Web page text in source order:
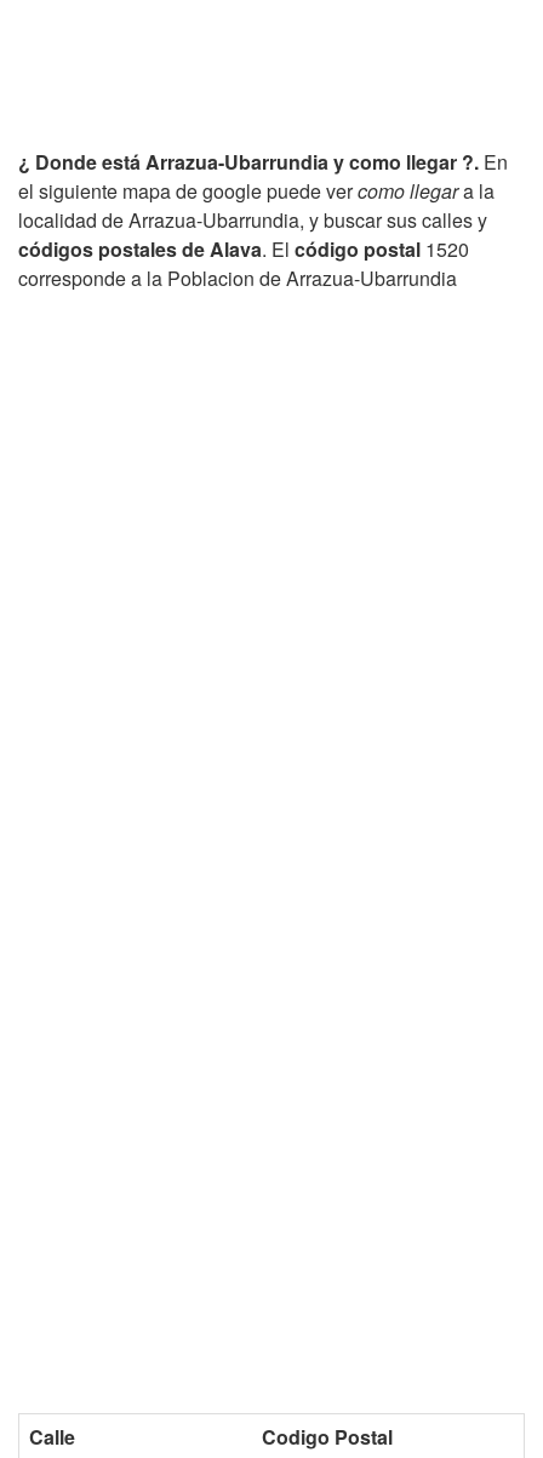
¿ Donde está Arrazua-Ubarrundia y como llegar ?. En
el siguiente mapa de google puede vercomo llegara la
localidad de Arrazua-Ubarrundia, y buscar sus calles y
códigos postales de Alava. El código postal 1520
corresponde a la Poblacion de Arrazua-Ubarrundia
Calle Codigo Postal